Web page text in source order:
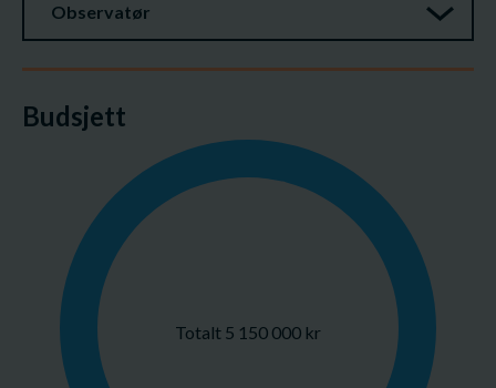
Observatør
Budsjett
Totalt 5 150 000 kr